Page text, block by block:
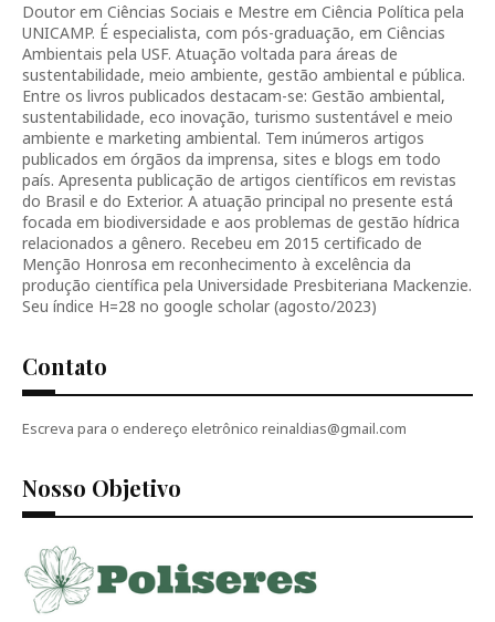
Doutor em Ciências Sociais e Mestre em Ciência Política pela
UNICAMP. É especialista, com pós-graduação, em Ciências
Ambientais pela USF. Atuação voltada para áreas de
sustentabilidade, meio ambiente, gestão ambiental e pública.
Entre os livros publicados destacam-se: Gestão ambiental,
sustentabilidade, eco inovação, turismo sustentável e meio
ambiente e marketing ambiental. Tem inúmeros artigos
publicados em órgãos da imprensa, sites e blogs em todo
país. Apresenta publicação de artigos científicos em revistas
do Brasil e do Exterior. A atuação principal no presente está
focada em biodiversidade e aos problemas de gestão hídrica
relacionados a gênero. Recebeu em 2015 certificado de
Menção Honrosa em reconhecimento à excelência da
produção científica pela Universidade Presbiteriana Mackenzie.
Seu índice H=28 no google scholar (agosto/2023)
Contato
Escreva para o endereço eletrônico reinaldias@gmail.com
Nosso Objetivo